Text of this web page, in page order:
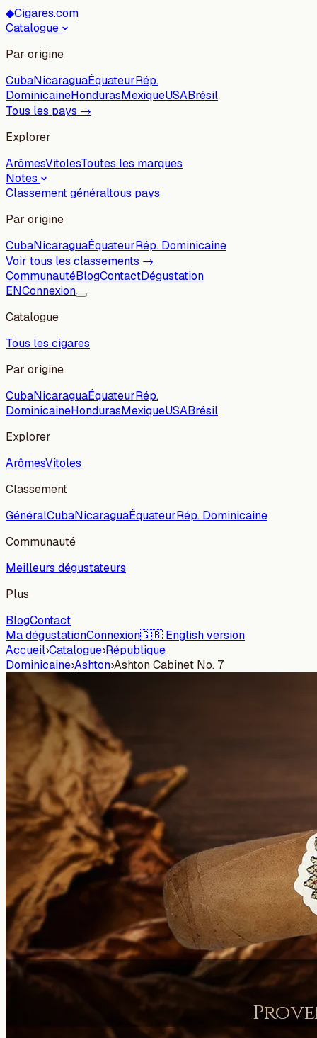
◆Cigares.com
Catalogue
Par origine
CubaNicaraguaÉquateurRép.
DominicaineHondurasMexiqueUSABrésil
Tous les pays →
Explorer
ArômesVitolesToutes les marques
Notes
Classement généraltous pays
Par origine
CubaNicaraguaÉquateurRép. Dominicaine
Voir tous les classements →
CommunautéBlogContactDégustation
ENConnexion
Catalogue
Tous les cigares
Par origine
CubaNicaraguaÉquateurRép.
DominicaineHondurasMexiqueUSABrésil
Explorer
ArômesVitoles
Classement
GénéralCubaNicaraguaÉquateurRép. Dominicaine
Communauté
Meilleurs dégustateurs
Plus
BlogContact
Ma dégustationConnexion🇬🇧 English version
Accueil›Catalogue›République
Dominicaine›Ashton›Ashton Cabinet No. 7